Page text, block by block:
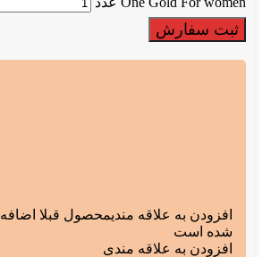
ثبت سفارش
افزودن به علاقه مندیمحصول قبلا اضافه
شده است
افزودن به علاقه مندی